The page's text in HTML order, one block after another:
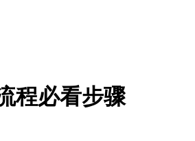
程必看步骤